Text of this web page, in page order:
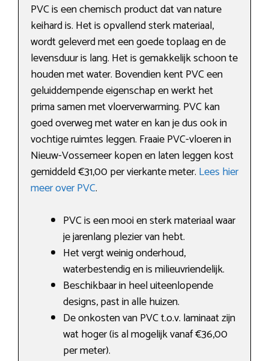
PVC is een chemisch product dat van nature
keihard is. Het is opvallend sterk materiaal,
wordt geleverd met een goede toplaag en de
levensduur is lang. Het is gemakkelijk schoon te
houden met water. Bovendien kent PVC een
geluiddempende eigenschap en werkt het
prima samen met vloerverwarming. PVC kan
goed overweg met water en kan je dus ook in
vochtige ruimtes leggen. Fraaie PVC-vloeren in
Nieuw-Vossemeer kopen en laten leggen kost
gemiddeld €31,00 per vierkante meter. Lees hier
meer over PVC.
PVC is een mooi en sterk materiaal waar
je jarenlang plezier van hebt.
Het vergt weinig onderhoud,
waterbestendig en is milieuvriendelijk.
Beschikbaar in heel uiteenlopende
designs, past in alle huizen.
De onkosten van PVC t.o.v. laminaat zijn
wat hoger (is al mogelijk vanaf €36,00
per meter).